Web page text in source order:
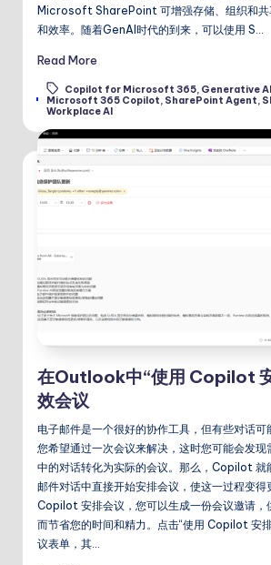
Microsoft SharePoint 可增强存储、组织和共
和效率。随着GenAI时代的到来，可以使用 S…
Read More
Tags:
Copilot for Microsoft 365 Generative AI
Microsoft 365 Copilot SharePoint Agent
Workplace AI
在Outlook中“使用 Copilot
效会议
电子邮件是一个很好的协作工具，但有些对话可
您希望通过一次会议来解决，这时您可能会发现
中的对话转化为实际的会议。那么，Copilot 就
邮件对话中直接开始安排会议，使这一过程变得
Copilot 安排会议，您可以生成一份会议邀请，
而节省您的时间和精力。点击“使用 Copilot 安
议表单，其…